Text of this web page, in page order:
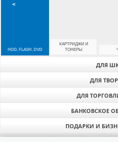
ДЛЯ
ДЛЯ
ДЛЯ
БАНКОВСКОЕ
ПОДАРКИ И
HDD, FLASH, DVD
КАРТРИДЖИ И
ТОНЕРЫ
<